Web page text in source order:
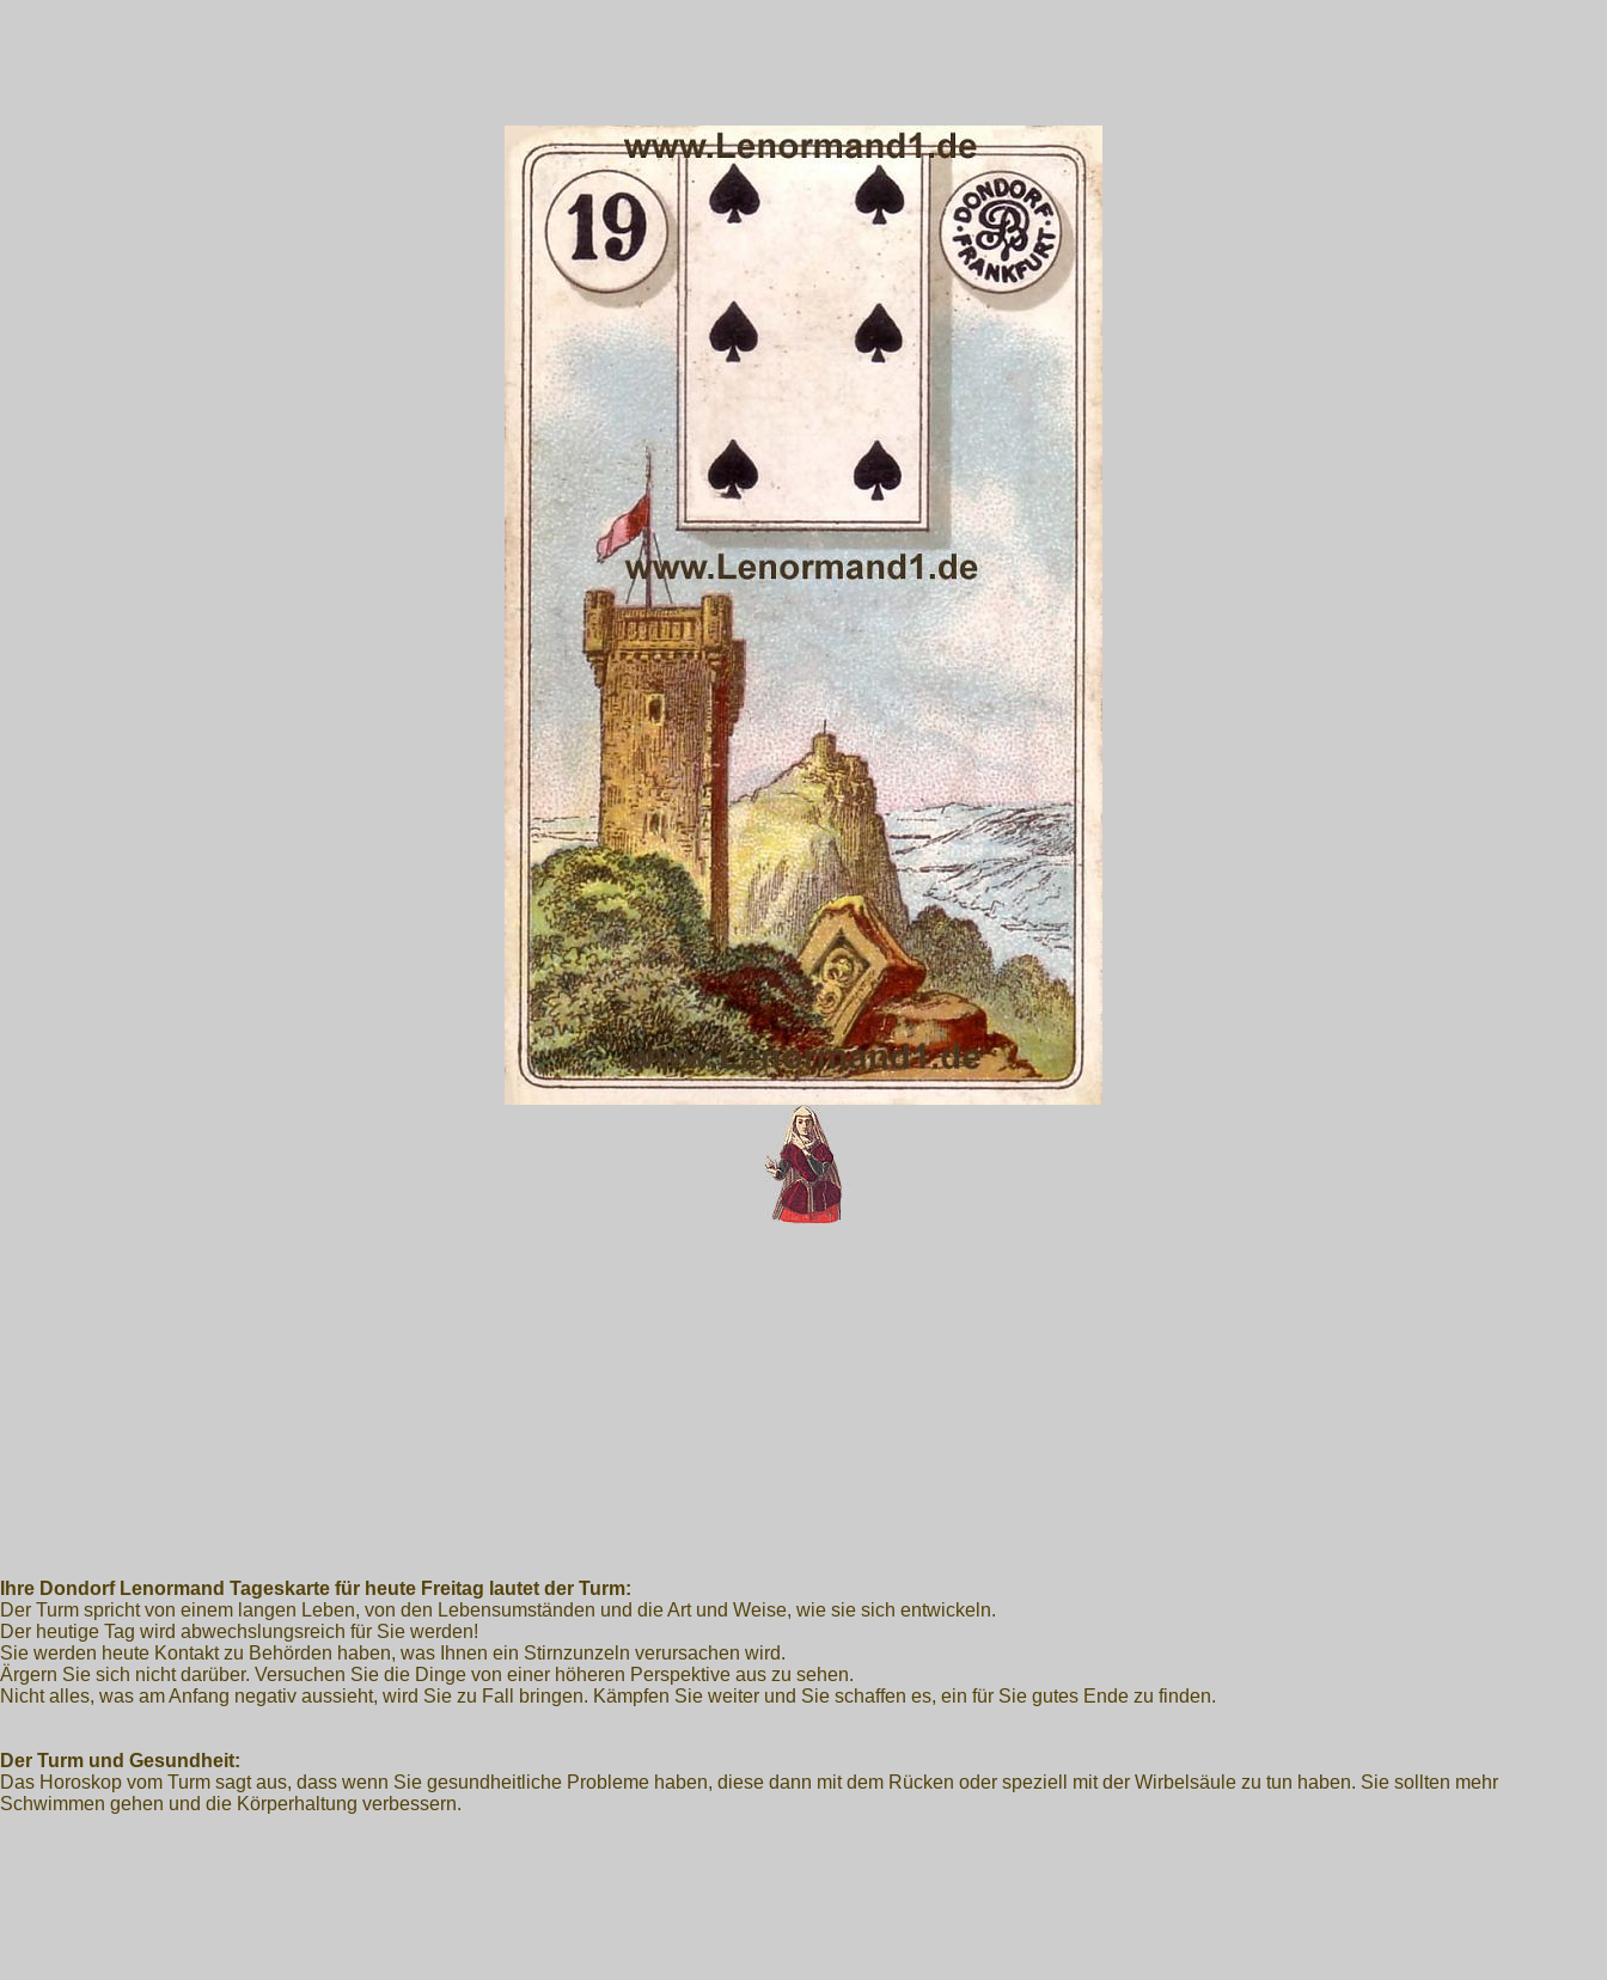
Ihre Dondorf Lenormand Tageskarte für heute Freitag lautet der Turm:
Der Turm spricht von einem langen Leben, von den Lebensumständen und die Art und Weise, wie sie sich entwickeln.
Der heutige Tag wird abwechslungsreich für Sie werden!
Sie werden heute Kontakt zu Behörden haben, was Ihnen ein Stirnzunzeln verursachen wird.
Ärgern Sie sich nicht darüber. Versuchen Sie die Dinge von einer höheren Perspektive aus zu sehen.
Nicht alles, was am Anfang negativ aussieht, wird Sie zu Fall bringen. Kämpfen Sie weiter und Sie schaffen es, ein für Sie gutes Ende zu finden.
Der Turm und Gesundheit:
Das Horoskop vom Turm sagt aus, dass wenn Sie gesundheitliche Probleme haben, diese dann mit dem Rücken oder speziell mit der Wirbelsäule zu tun haben. Sie sollten mehr
Schwimmen gehen und die Körperhaltung verbessern.